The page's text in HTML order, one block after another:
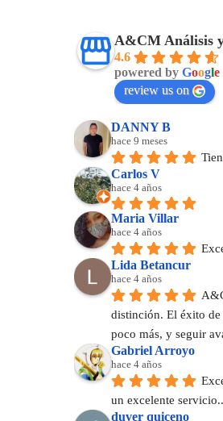
A&CM Análisis
4.6
powered by Google
review us on
DANNY B
hace 9 meses
Carlos V
hace 4 años
Maria Villar
hace 4 años
Lida Betancur
hace 4 años
distinción. El éxito de
poco más, y seguir
Gabriel Arroyo
hace 4 años
un excelente
duver quiceno